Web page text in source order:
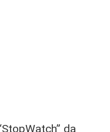
da